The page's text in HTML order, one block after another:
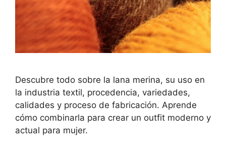
Descubre todo sobre la lana merina, su uso en
la industria textil, procedencia, variedades,
calidades y proceso de fabricación. Aprende
cómo combinarla para crear un outfit moderno y
actual para mujer.